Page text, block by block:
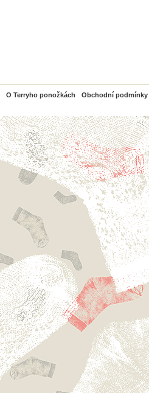
O Terryho ponožkách Obchodní podmínky
PayPal